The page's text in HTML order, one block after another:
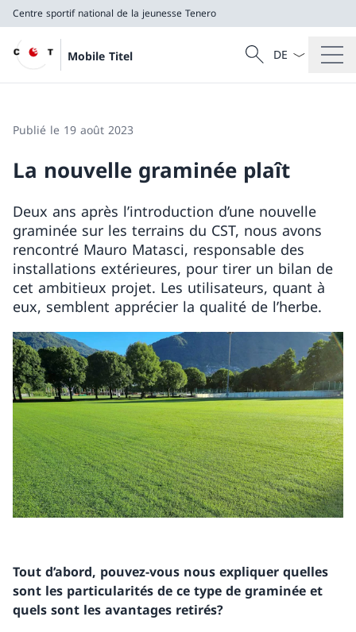
Centre sportif national de la jeunesse Tenero
Mobile Titel
Recherche
Recherche
La langue
Publié le 19 août 2023
La nouvelle graminée plaît
Deux ans après l’introduction d’une nouvelle
graminée sur les terrains du CST, nous avons
rencontré Mauro Matasci, responsable des
installations extérieures, pour tirer un bilan de
cet ambitieux projet. Les utilisateurs, quant à
eux, semblent apprécier la qualité de l’herbe.
Tout d’abord, pouvez-vous nous expliquer quelles
sont les particularités de ce type de graminée et
quels sont les avantages retirés?